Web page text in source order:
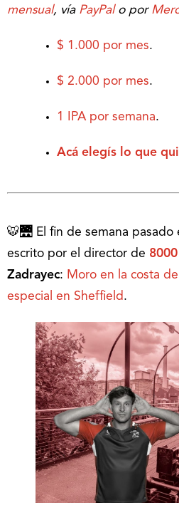
mensual, víaPayPalo por
$ 1.000 por mes.
$ 2.000 por mes.
1 IPA por semana.
Acá elegís lo que
🐯🌉 El fin de semana pasado
escrito por el director de 8000
Zadrayec: Moro en la costa
especial en Sheffield.